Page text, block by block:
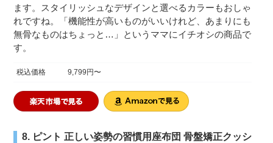
ます。スタイリッシュなデザインと選べるカラーもおしゃ
れですね。「機能性が高いものがいいけれど、あまりにも
無骨なものはちょっと…」というママにイチオシの商品で
す。
税込価格 9,799円〜
8. ピント 正しい姿勢の習慣用座布団 骨盤矯正クッシ